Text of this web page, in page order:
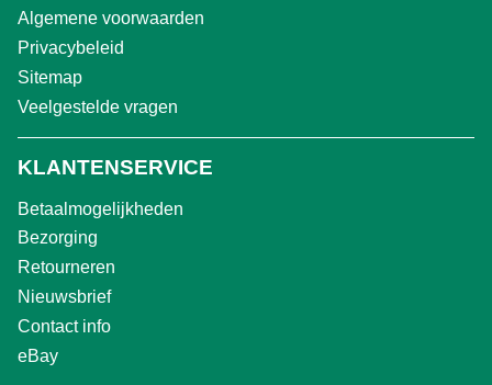
Algemene voorwaarden
Privacybeleid
Sitemap
Veelgestelde vragen
KLANTENSERVICE
Betaalmogelijkheden
Bezorging
Retourneren
Nieuwsbrief
Contact info
eBay